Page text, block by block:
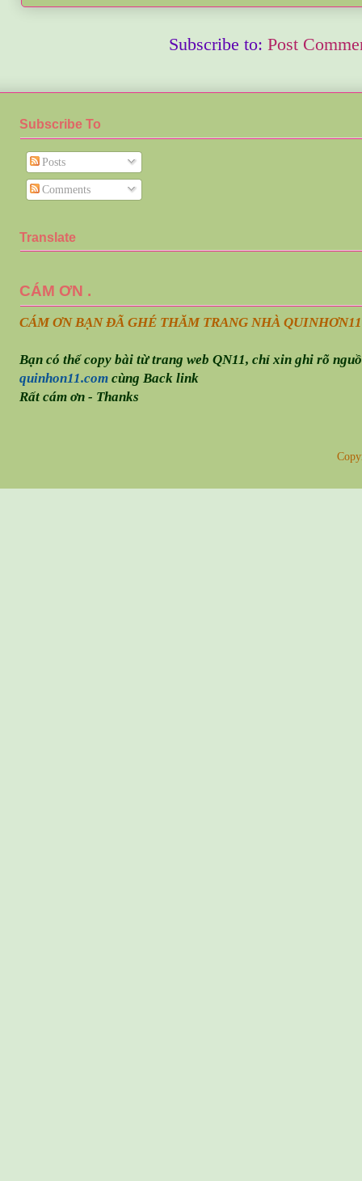
Subscribe to: Post
Subscribe To
Posts
Comments
Translate
CÁM ƠN .
CÁM ƠN BẠN ĐÃ GHÉ THĂM TRANG NHÀ QUINHƠN
Bạn có thể copy bài từ trang web QN11, chỉ xin ghi rõ
quinhon11.comcùng Back link
Rất cám ơn - Thanks